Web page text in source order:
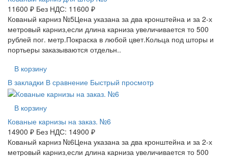
11600 ₽ Без НДС: 11600 ₽
Кованый карниз №5Цена указана за два кронштейна и за 2-х
метровый карниз,если длина карниза увеличивается то 500
рублей пог. метр.Покраска в любой цвет.Кольца под шторы и
портьеры заказываются отдельн..
В корзину
В закладки В сравнение Быстрый просмотр
В корзину
Кованые карнизы на заказ. №6
14900 ₽ Без НДС: 14900 ₽
Кованый карниз №6Цена указана за два кронштейна и за 2-х
метровый карниз,если длина карниза увеличивается то 500